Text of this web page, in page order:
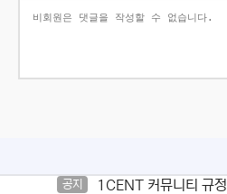
공지 1CENT 커뮤니티 규정